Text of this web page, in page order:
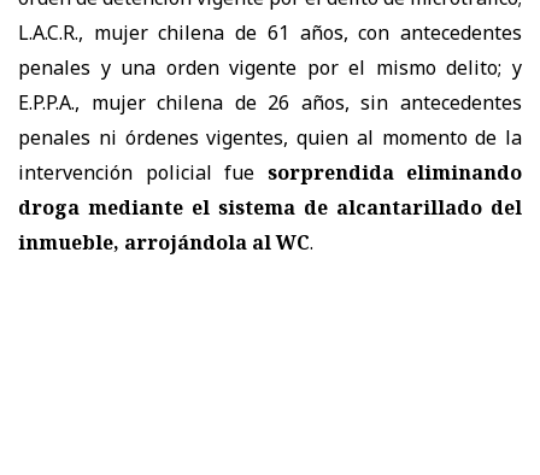
L.A.C.R., mujer chilena de 61 años, con antecedentes
penales y una orden vigente por el mismo delito; y
E.P.P.A., mujer chilena de 26 años, sin antecedentes
penales ni órdenes vigentes, quien al momento de la
intervención policial fue sorprendida eliminando
droga mediante el sistema de alcantarillado del
inmueble, arrojándola al WC.